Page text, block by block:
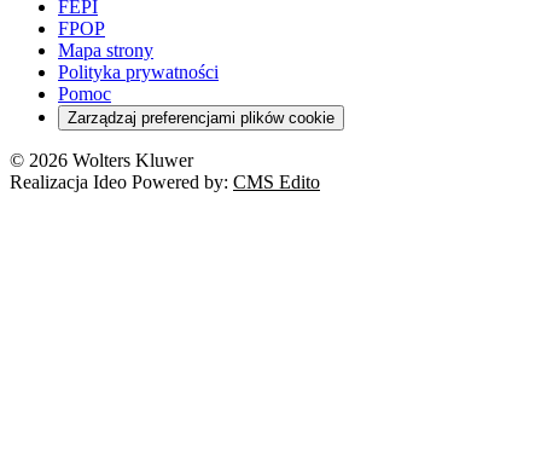
FEPI
FPOP
Mapa strony
Polityka prywatności
Pomoc
Zarządzaj preferencjami plików cookie
© 2026 Wolters Kluwer
Realizacja Ideo Powered by: CMS Edito